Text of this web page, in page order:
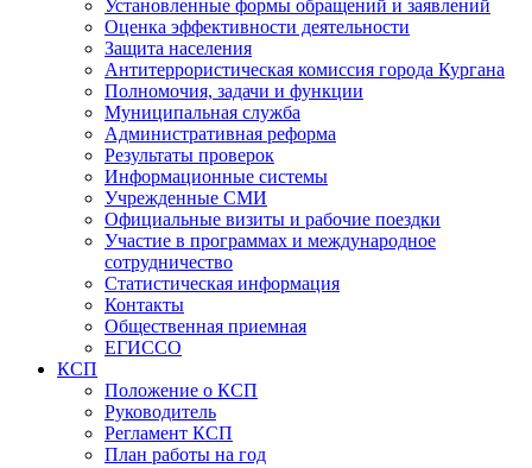
Установленные формы обращений и заявлений
Оценка эффективности деятельности
Защита населения
Антитеррористическая комиссия города Кургана
Полномочия, задачи и функции
Муниципальная служба
Административная реформа
Результаты проверок
Информационные системы
Учрежденные СМИ
Официальные визиты и рабочие поездки
Участие в программах и международное
сотрудничество
Статистическая информация
Контакты
Общественная приемная
ЕГИССО
КСП
Положение о КСП
Руководитель
Регламент КСП
План работы на год